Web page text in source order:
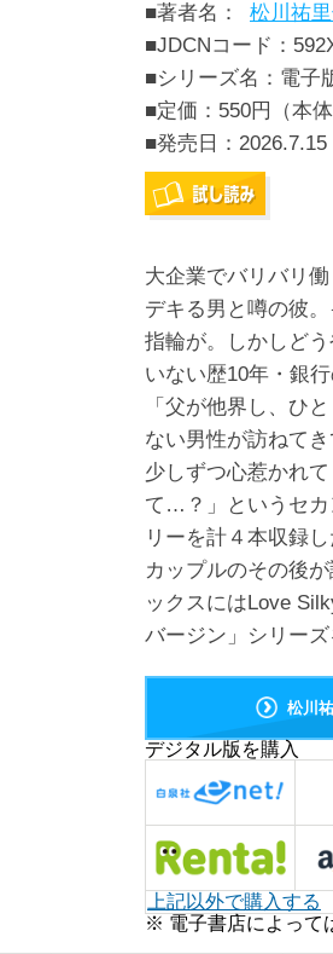
■著者名：
松川祐
■JDCNコード：
■シリーズ名：電子
■定価：550円（本
■発売日： 2026.7.15
大企業でバリバリ
デキる男と噂の彼
指輪が。しかしど
いない歴10年・銀
「父が他界し、ひ
ない男性が訪ねて
少しずつ心惹かれ
て…？」というセカ
リーを計４本収録
カップルのその後
ックスにはLove
バージン」シリー
松川
デジタル版を購入
上記以外で購入する
※ 電子書店によって